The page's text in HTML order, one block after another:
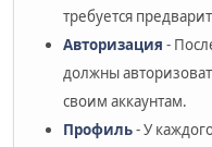
требуется
Авторизация -
должны
своим аккаунтам.
Профиль- У